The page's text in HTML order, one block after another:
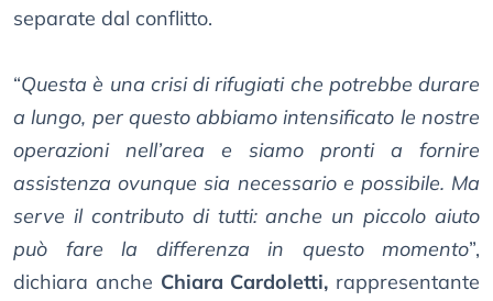
separate dal conflitto.
“Questa è una crisi di rifugiati che potrebbe durare
a lungo, per questo abbiamo intensificato le nostre
operazioni nell’area e siamo pronti a fornire
assistenza ovunque sia necessario e possibile. Ma
serve il contributo di tutti: anche un piccolo aiuto
può fare la differenza in questo momento”,
dichiara anche Chiara Cardoletti, rappresentante